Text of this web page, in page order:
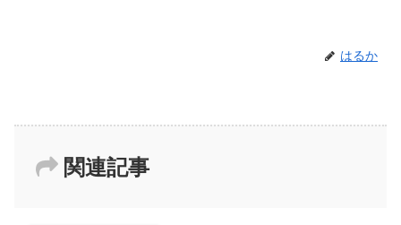
はるか
関連記事